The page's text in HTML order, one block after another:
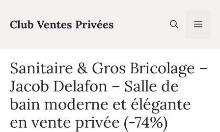
contenu
Club Ventes Privées
Sanitaire & Gros Bricolage –
Jacob Delafon – Salle de
bain moderne et élégante
en vente privée (-74%)